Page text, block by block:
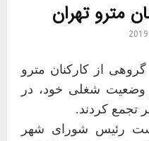
مترو تهران
ماه گروهی از کارکنان مترو
وضعیت شغلی خود، در
کردند.
رئیس شورای شهر